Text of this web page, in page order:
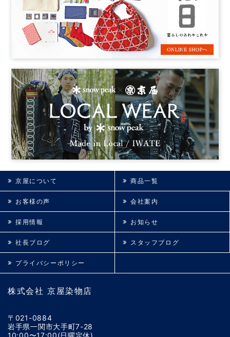
株式会社 京屋染物店
〒021-0884
岩手県一関市大手町7-28
10:00〜17:00(日曜定休)
京屋について 商品一覧
お客様の声 会社案内
採用情報 お知らせ
社長ブログ スタッフブログ
プライバシーポリシー